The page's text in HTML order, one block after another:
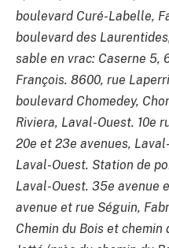
boulevard Curé-Labelle,
boulevard des
sable en vrac: Caserne 5,
François. 8600, rue
boulevard Chomedey,
Riviera, Laval-Ouest. 10e
20e et 23e avenues,
Laval-Ouest. Station de
Laval-Ouest. 35e avenue
avenue et rue Séguin,
Chemin du Bois et